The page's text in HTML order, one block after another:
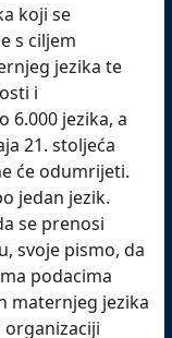
koji se
s ciljem
jezika te
i
6.000 jezika, a
21. stoljeća
će odumrijeti.
jedan jezik.
se prenosi
svoje pismo, da
podacima
maternjeg jezika
organizaciji